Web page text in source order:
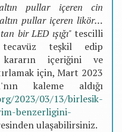
pullar içeren cin
pullar içeren likör…
bir LED ışığı"tescilli
tecavüz teşkil edip
içeriğini ve
için, Mart 2023
kaleme aldığı
2023/03/13/birlesik-
benzerligini-
ulaşabilirsiniz.